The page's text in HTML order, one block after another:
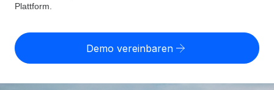
Weltweites Wachstum ohne Kosten für Niederlassungen
Contractor of Record
Rechtssichere, weltweite Arbeit mit Freelancer:innen
Globales Onboarding und Verwalten von
Einfache Einstellung in allen US-Bundesstaaten
Scheinselbstständigkeitsrisiko berechnen
Personalkostenrechner
Plattform.
Demo vereinbaren